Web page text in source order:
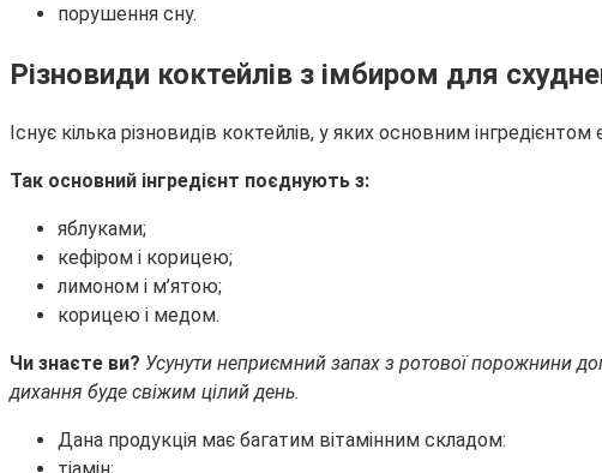
порушення сну.
Різновиди коктейлів з імбиром для
Існує кілька різновидів коктейлів, у яких основним
Так основний інгредієнт поєднують з:
яблуками;
кефіром і корицею;
лимоном і м’ятою;
корицею і медом.
Чи знаєте ви? Усунути неприємний запах з ротової порожнини
дихання буде свіжим цілий день.
Дана продукція має багатим вітамінним складом: